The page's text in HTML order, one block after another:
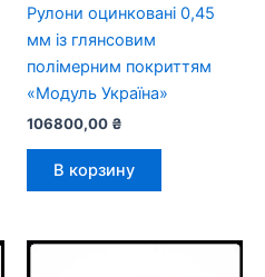
Рулони оцинковані 0,45
мм із глянсовим
полімерним покриттям
«Модуль Україна»
106800,00 ₴
В корзину